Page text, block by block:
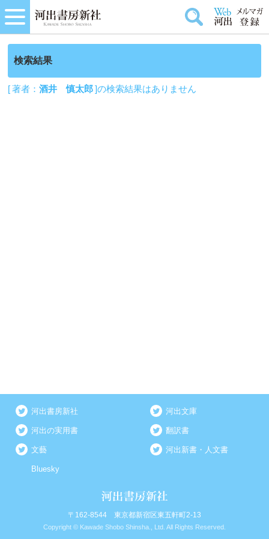
検索結果
[ 著者：酒井 慎太郎]の検索結果はありません
河出書房新社 河出文庫
河出の実用書 翻訳書
文藝 河出新書・人文書
Bluesky
〒162-8544 東京都新宿区東五軒町2-13
Copyright © Kawade Shobo Shinsha., Ltd. All Rights Reserved.